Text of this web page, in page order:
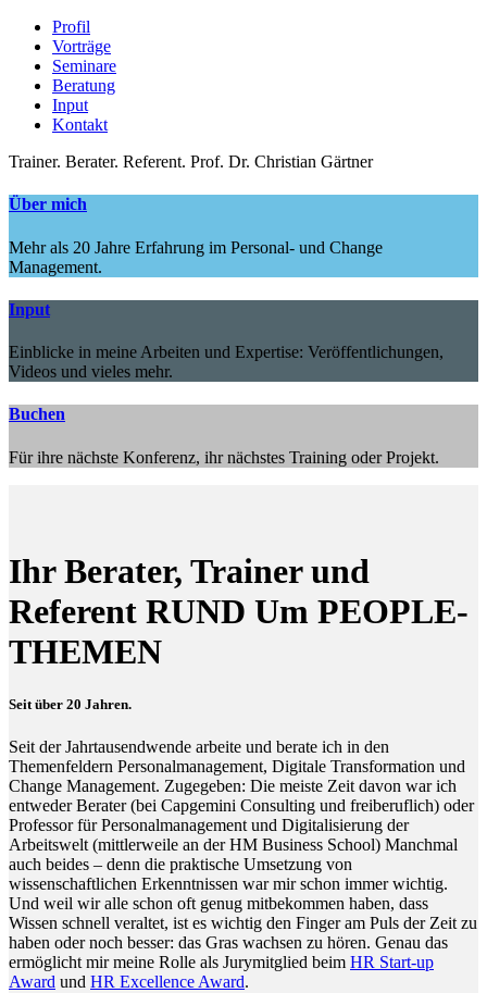
Profil
Vorträge
Seminare
Beratung
Input
Kontakt
Trainer. Berater. Referent. Prof. Dr. Christian Gärtner
Über mich
Mehr als 20 Jahre Erfahrung im Personal- und Change
Management.
Input
Einblicke in meine Arbeiten und Expertise: Veröffentlichungen,
Videos und vieles mehr.
Buchen
Für ihre nächste Konferenz, ihr nächstes Training oder Projekt.
Ihr Berater, Trainer und
Referent RUND Um PEOPLE-
THEMEN
Seit über 20 Jahren.
Seit der Jahrtausendwende arbeite und berate ich in den
Themenfeldern Personalmanagement, Digitale Transformation und
Change Management. Zugegeben: Die meiste Zeit davon war ich
entweder Berater (bei Capgemini Consulting und freiberuflich) oder
Professor für Personalmanagement und Digitalisierung der
Arbeitswelt (mittlerweile an der HM Business School) Manchmal
auch beides – denn die praktische Umsetzung von
wissenschaftlichen Erkenntnissen war mir schon immer wichtig.
Und weil wir alle schon oft genug mitbekommen haben, dass
Wissen schnell veraltet, ist es wichtig den Finger am Puls der Zeit zu
haben oder noch besser: das Gras wachsen zu hören. Genau das
ermöglicht mir meine Rolle als Jurymitglied beim HR Start-up
Award und HR Excellence Award.